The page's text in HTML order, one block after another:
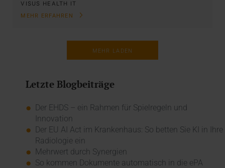
VISUS HEALTH IT
MEHR ERFAHREN
MEHR LADEN
Letzte Blogbeiträge
Der EHDS – ein Rahmen für Spielregeln und
Innovation
Der EU AI Act im Krankenhaus: So betten Sie KI in Ihre
Radiologie ein
Mehrwert durch Synergien
So kommen Dokumente automatisch in die ePA